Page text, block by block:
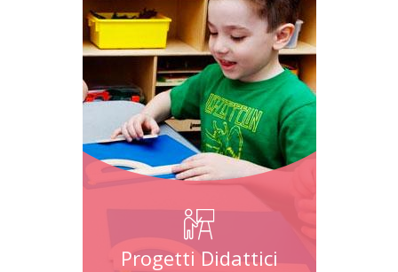
Progetti Didattici